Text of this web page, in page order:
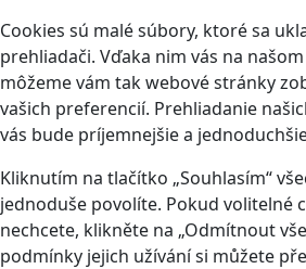
Cookies sú malé súbory, ktoré sa
prehliadači. Vďaka nim vás na
môžeme vám tak webové stránky
vašich preferencií. Prehliadanie
vás bude príjemnejšie a
Kliknutím na tlačítko „Souhlasím“
jednoduše povolíte. Pokud volitelné
nechcete, klikněte na „Odmítnout
podmínky jejich užívání si můžete